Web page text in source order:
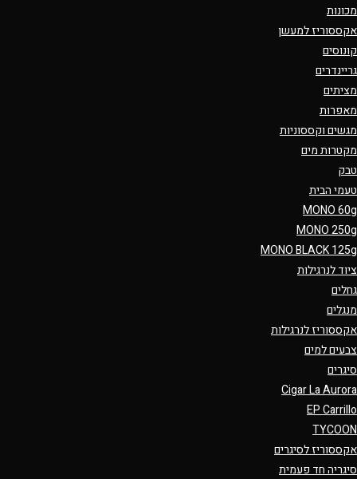
מכונות
אקססוריז למעשן
קונוסים
גריינדרים
מציתים
מאפרות
מגשים וקססוניות
מקטרות מים
טבק
טעמי הבית
MONO 60g
MONO 250g
MONO BLACK 125g
ציוד לנרגילות
גחלים
מנגלים
אקססוריז לנרגילות
צבעים למים
סיגרים
Cigar La Aurora
EP Carrillo
TYCOON
אקססוריז לסיגרים
סיגריה חד פעמית